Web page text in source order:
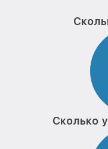
Сколько